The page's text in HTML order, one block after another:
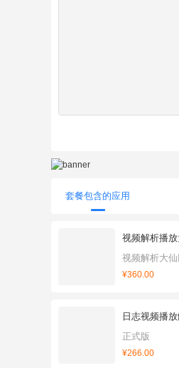
套餐包含的应用
视频解析播
视频解析大仙
¥360.00
日志视频播
正式版
¥266.00